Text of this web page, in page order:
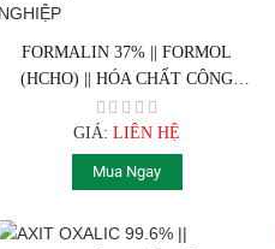
FORMALIN 37% || FORMOL
(HCHO) || HÓA CHẤT CÔNG
NGHIỆP
GIÁ:LIÊN HỆ
Mua Ngay